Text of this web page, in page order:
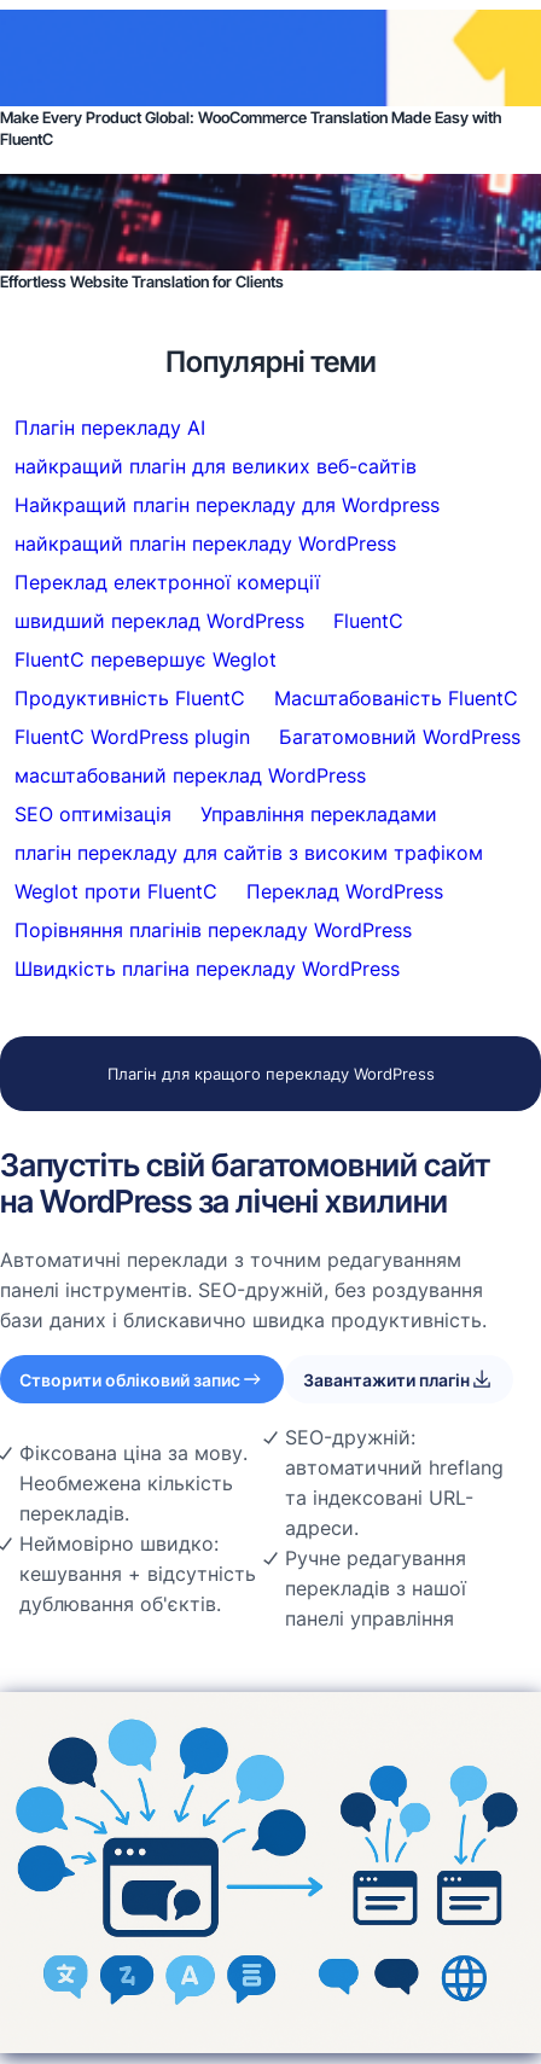
Make Every Product Global: WooCommerce Translation Made Easy with
FluentC
Effortless Website Translation for Clients
Популярні теми
Плагін перекладу AI
найкращий плагін для великих веб-сайтів
Найкращий плагін перекладу для Wordpress
найкращий плагін перекладу WordPress
Переклад електронної комерції
швидший переклад WordPress
FluentC
FluentC перевершує Weglot
Продуктивність FluentC
Масштабованість FluentC
FluentC WordPress plugin
Багатомовний WordPress
масштабований переклад WordPress
SEO оптимізація
Управління перекладами
плагін перекладу для сайтів з високим трафіком
Weglot проти FluentC
Переклад WordPress
Порівняння плагінів перекладу WordPress
Швидкість плагіна перекладу WordPress
Плагін для кращого перекладу WordPress
Запустіть свій багатомовний сайт
на WordPress за лічені хвилини
Автоматичні переклади з точним редагуванням
панелі інструментів. SEO-дружній, без роздування
бази даних і блискавично швидка продуктивність.
Створити обліковий запис Завантажити плагін
Фіксована ціна за мову.
Необмежена кількість
перекладів.
Неймовірно швидко:
кешування + відсутність
дублювання об'єктів.
SEO-дружній:
автоматичний hreflang
та індексовані URL-
адреси.
Ручне редагування
перекладів з нашої
панелі управління